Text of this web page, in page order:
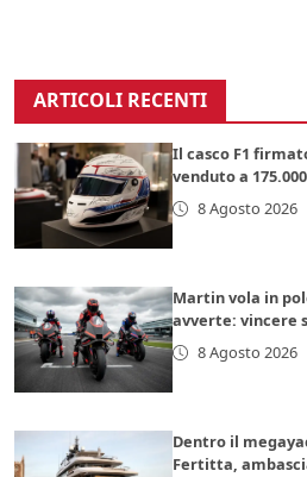
ARTICOLI RECENTI
Il casco F1
venduto a
8 Agosto 2026
Martin vola in
avverte: vincere
8 Agosto 2026
Dentro il
Fertitta,